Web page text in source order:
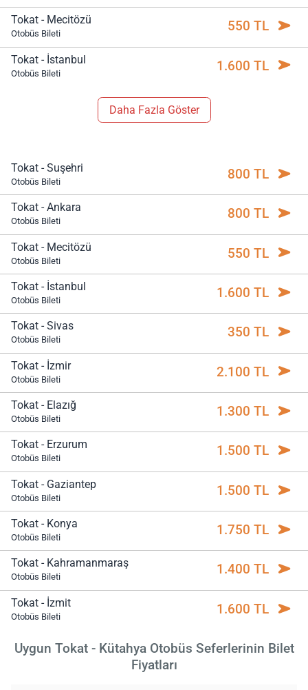
Tokat - Mecitözü
Otobüs Bileti 550 TL
Tokat - İstanbul
Otobüs Bileti 1.600 TL
Daha Fazla Göster
Tokat - Suşehri
Otobüs Bileti 800 TL
Tokat - Ankara
Otobüs Bileti 800 TL
Tokat - Mecitözü
Otobüs Bileti 550 TL
Tokat - İstanbul
Otobüs Bileti 1.600 TL
Tokat - Sivas
Otobüs Bileti 350 TL
Tokat - İzmir
Otobüs Bileti 2.100 TL
Tokat - Elazığ
Otobüs Bileti 1.300 TL
Tokat - Erzurum
Otobüs Bileti 1.500 TL
Tokat - Gaziantep
Otobüs Bileti 1.500 TL
Tokat - Konya
Otobüs Bileti 1.750 TL
Tokat - Kahramanmaraş
Otobüs Bileti 1.400 TL
Tokat - İzmit
Otobüs Bileti 1.600 TL
Uygun Tokat - Kütahya Otobüs Seferlerinin Bilet
Fiyatları